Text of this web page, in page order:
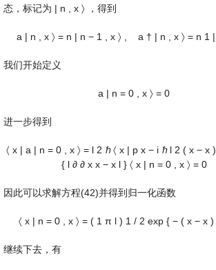
态，标记为 | n x 〉 ，得到
a | n x 〉 = n | n − 1 x 〉 a † | n x 〉 = n 1 |
我们开始定义
a | n = 0 x 〉 = 0
进一步得到
〈 x | a | n = 0 x 〉 = l 2 ℏ〈 x | p x − i ℏ l 2 ( x − x )
{ l ∂ ∂ x x − x l } 〈 x | n = 0 x 〉 = 0
因此可以求解方程(42)并得到归一化函数
〈 x | n = 0 x 〉 = ( 1 π l ) 1 / 2 exp { − ( x − x )
继续下去，有